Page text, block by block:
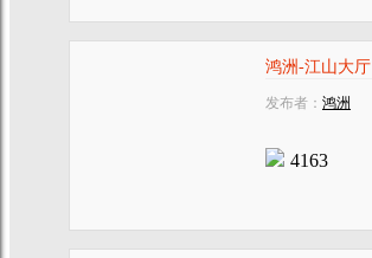
鸿洲-江山大厅
发布者： 鸿洲
4163